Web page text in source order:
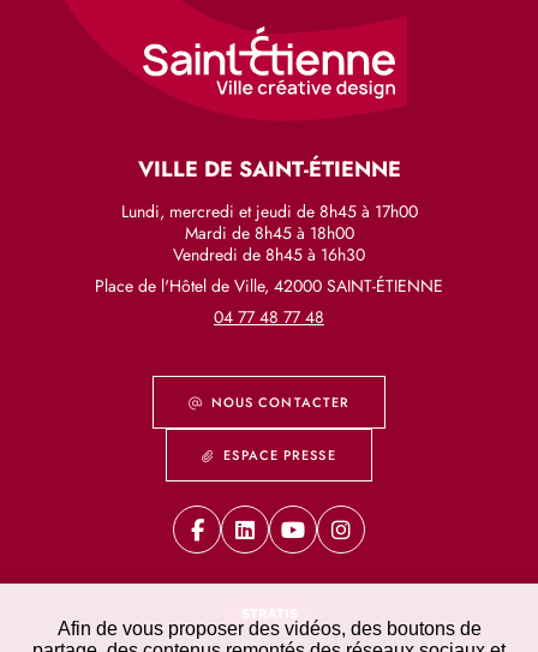
Afin de vous proposer des vidéos, des boutons de
VILLE DE SAINT-ÉTIENNE
Lundi, mercredi et jeudi de 8h45 à 17h00
Mardi de 8h45 à 18h00
Vendredi de 8h45 à 16h30
Place de l'Hôtel de Ville, 42000 SAINT-ÉTIENNE
04 77 48 77 48
NOUS CONTACTER
ESPACE PRESSE
STRATIS